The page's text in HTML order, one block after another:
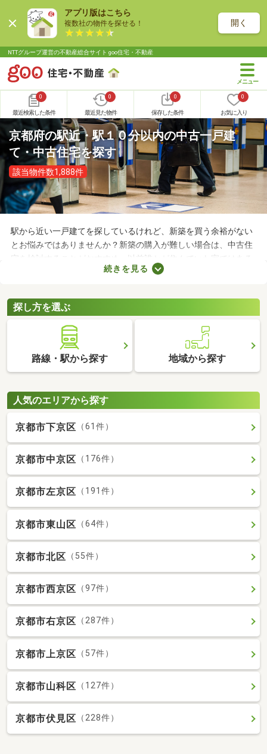
アプリ版はこちら
複数社の物件を探せる！ 開く
NTTグループ運営の不動産総合サイト goo住宅・不動産
0
最近検索した条件
0
最近見た物件
0
保存した条件
0
お気に入り
京都府の駅近・駅１０分以内の中古一戸建
て・中古住宅を探す
該当物件数1,888件
駅から近い一戸建てを探しているけれど、新築を買う余裕がない
とお悩みではありませんか？新築の購入が難しい場合は、中古住
宅を検討することがおすすめ。以前誰かが住んでいた家ではある
ものの、費用を大幅に抑えられるメリットがあります。ここで
続きを見る
探し方を選ぶ
路線・駅から探す 地域から探す
人気のエリアから探す
京都市下京区 （61件）
京都市中京区 （176件）
京都市左京区 （191件）
京都市東山区 （64件）
京都市北区 （55件）
京都市西京区 （97件）
京都市右京区 （287件）
京都市上京区 （57件）
京都市山科区 （127件）
京都市伏見区 （228件）